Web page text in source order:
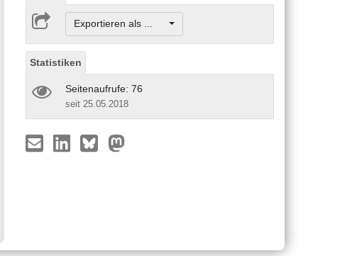
Exportieren als ...
Statistiken
Seitenaufrufe: 76
seit 25.05.2018